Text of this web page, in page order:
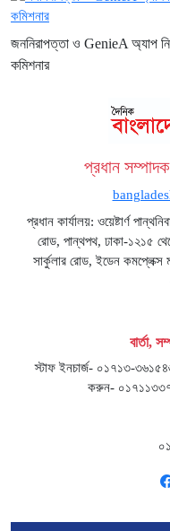
জননিরাপত্তা ও GenieA অ্যাপ
কমিশনার
প্রধান
প্রধান কার্যালয়: ওয়েষ্টার্ণ
রোড, পান্থপথ, ঢাকা-১২১৫
সার্কুলার রোড, ইডেন কমপ্লেক্স
বার্তা,
স্টাফ ইনচার্জ- ০১৭১৩-
করুন-